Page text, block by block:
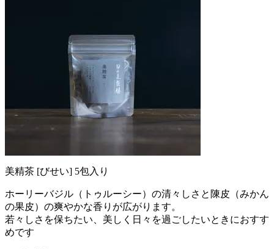
美精茶 [びせい] 5包入り
ホーリーバジル（トゥルーシー）の清々しさと陳皮（みかん
の果皮）の爽やかな香りが広がります。
若々しさを保ちたい、美しく日々を過ごしたいときにおすす
めです